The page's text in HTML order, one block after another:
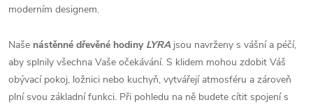
moderním designem.
Naše nástěnné dřevěné hodiny LYRAjsou navrženy s vášní a péčí,
aby splnily všechna Vaše očekávání. S klidem mohou zdobit Váš
obývací pokoj, ložnici nebo kuchyň, vytvářejí atmosféru a zároveň
plní svou základní funkci. Při pohledu na ně budete cítit spojení s